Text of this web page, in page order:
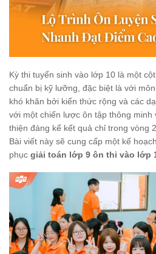
Kỳ thi tuyển sinh vào lớp 10 là một
chuẩn bị kỹ lưỡng, đặc biệt là với
khó khăn bởi kiến thức rộng và các
với một chiến lược ôn tập thông minh
thiện đáng kể kết quả chỉ trong vòng
Bài viết này sẽ cung cấp một kế
phục giải toán lớp 9 ôn thi vào lớp